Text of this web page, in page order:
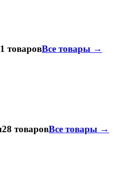
товаровВсе товары →
28 товаровВсе товары →